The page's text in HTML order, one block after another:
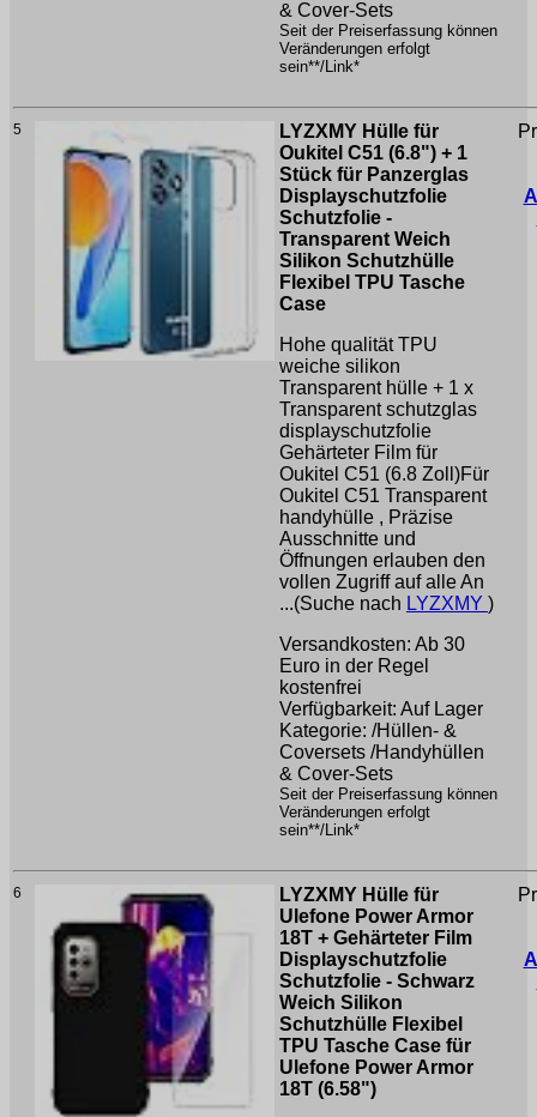
& Cover-Sets
Seit der Preiserfassung können
Veränderungen erfolgt
sein**/Link*
5
LYZXMY Hülle für
Oukitel C51 (6.8") + 1
Stück für Panzerglas
Displayschutzfolie
Schutzfolie -
Transparent Weich
Silikon Schutzhülle
Flexibel TPU Tasche
Case
Hohe qualität TPU
weiche silikon
Transparent hülle + 1 x
Transparent schutzglas
displayschutzfolie
Gehärteter Film für
Oukitel C51 (6.8 Zoll)Für
Oukitel C51 Transparent
handyhülle , Präzise
Ausschnitte und
Öffnungen erlauben den
vollen Zugriff auf alle An
...(Suche nach LYZXMY )
Versandkosten: Ab 30
Euro in der Regel
kostenfrei
Verfügbarkeit: Auf Lager
Kategorie: /Hüllen- &
Coversets /Handyhüllen
& Cover-Sets
Seit der Preiserfassung können
Veränderungen erfolgt
sein**/Link*
6
LYZXMY Hülle für
Ulefone Power Armor
18T + Gehärteter Film
Displayschutzfolie
Schutzfolie - Schwarz
Weich Silikon
Schutzhülle Flexibel
TPU Tasche Case für
Ulefone Power Armor
18T (6.58")